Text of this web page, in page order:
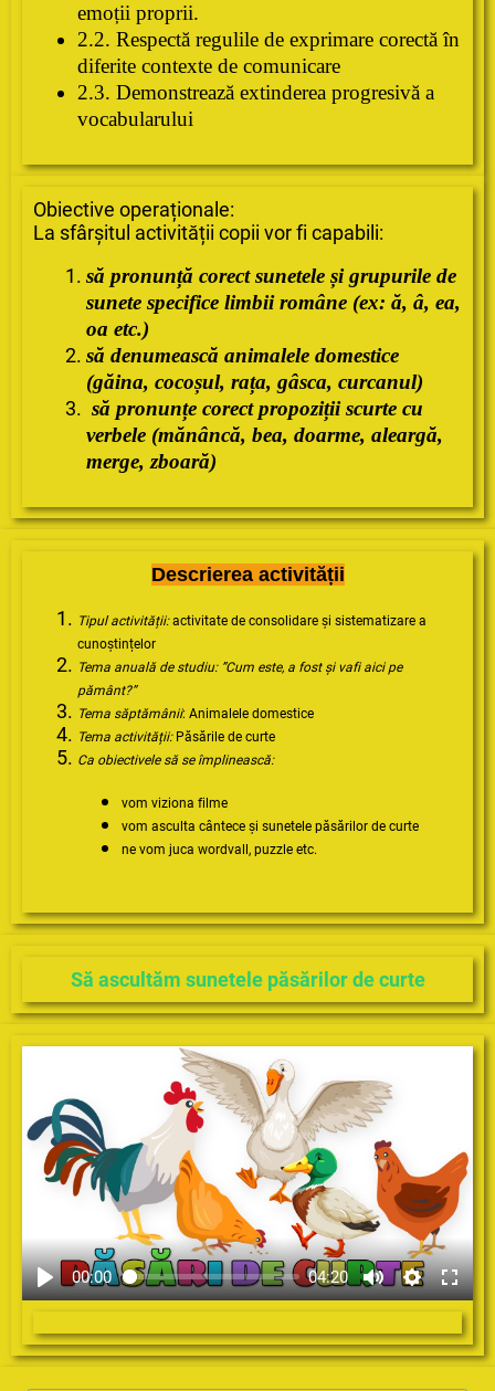
emoții proprii.
2.2. Respectă regulile de exprimare corectă în
diferite contexte de comunicare
2.3. Demonstrează extinderea progresivă a
vocabularului
Obiective operaționale:
La sfârșitul activității copii vor fi capabili:
să pronunță corect sunetele și grupurile de
sunete specifice limbii române (ex: ă, â, ea,
oa etc.)
să denumească animalele domestice
(găina, cocoșul, rața, gâsca, curcanul)
să pronunțe corect propoziții scurte cu
verbele (mănâncă, bea, doarme, aleargă,
merge, zboară)
Descrierea activității
Tipul activității:activitate de consolidare și sistematizare a
cunoștințelor
Tema anuală de studiu: ”Cum este, a fost și vafi aici pe
pământ?”
Tema săptămânii: Animalele domestice
Tema activității:Păsările de curte
Ca obiectivele să se împlinească:
vom viziona filme
vom asculta cântece și sunetele păsărilor de curte
ne vom juca wordvall, puzzle etc.
Să ascultăm sunetele păsărilor de curte
00:00 04:20